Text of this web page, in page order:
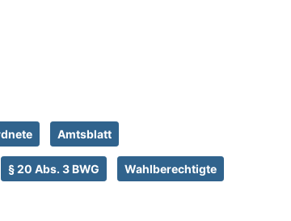
Amtsblatt
§ 20 Abs. 3 BWG Wahlberechtigte